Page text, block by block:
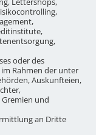
oder des
Rahmen der unter
Auskunfteien,
und
an Dritte